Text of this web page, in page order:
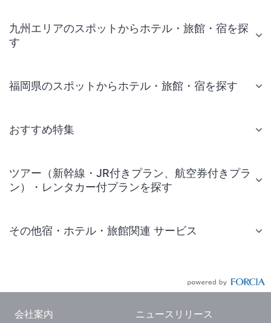
九州エリアのスポットからホテル・旅館・宿を探
す
福岡県のスポットからホテル・旅館・宿を探す
おすすめ特集
ツアー（新幹線・JR付きプラン、航空券付きプラ
ン）・レンタカー付プランを探す
その他宿・ホテル・旅館関連 サービス
会社案内 ニュースリリース